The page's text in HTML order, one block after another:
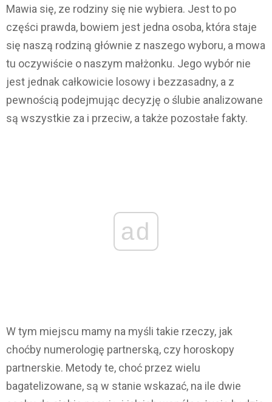
Mawia się, ze rodziny się nie wybiera. Jest to po
części prawda, bowiem jest jedna osoba, która staje
się naszą rodziną głównie z naszego wyboru, a mowa
tu oczywiście o naszym małżonku. Jego wybór nie
jest jednak całkowicie losowy i bezzasadny, a z
pewnością podejmując decyzję o ślubie analizowane
są wszystkie za i przeciw, a także pozostałe fakty.
ad
W tym miejscu mamy na myśli takie rzeczy, jak
choćby numerologię partnerską, czy horoskopy
partnerskie. Metody te, choć przez wielu
bagatelizowane, są w stanie wskazać, na ile dwie